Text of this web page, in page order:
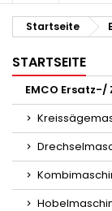
Startseite
STARTSEITE
EMCO